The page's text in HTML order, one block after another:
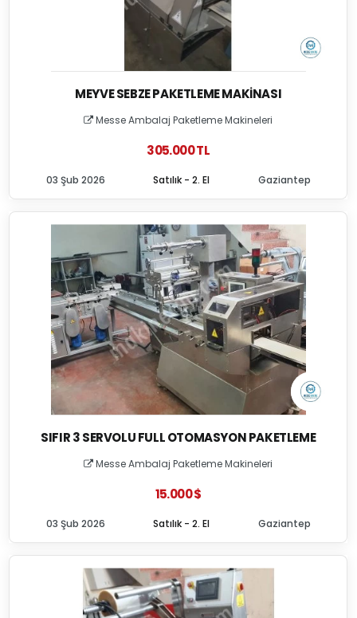
MEYVE SEBZE PAKETLEME MAKINASI
Messe Ambalaj Paketleme Makineleri
305.000 TL
Satılık - 2. El
03 Şub 2026 Gaziantep
SIFIR 3 SERVOLU FULL OTOMASYON PAKETLEME
Messe Ambalaj Paketleme Makineleri
15.000 $
Satılık - 2. El
03 Şub 2026 Gaziantep